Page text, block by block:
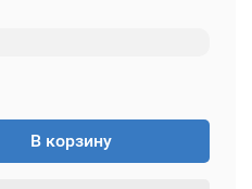
В корзину